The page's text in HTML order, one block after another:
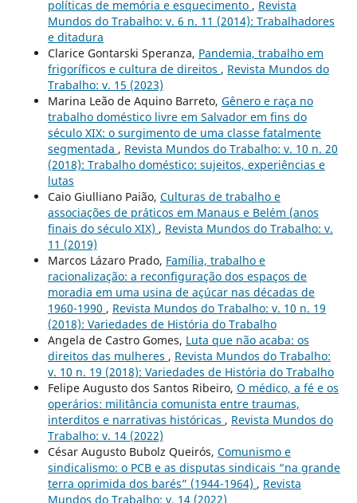
políticas de memória e esquecimento , Revista
Mundos do Trabalho: v. 6 n. 11 (2014): Trabalhadores
e ditadura
Clarice Gontarski Speranza, Pandemia, trabalho em
frigoríficos e cultura de direitos , Revista Mundos do
Trabalho: v. 15 (2023)
Marina Leão de Aquino Barreto, Gênero e raça no
trabalho doméstico livre em Salvador em fins do
século XIX: o surgimento de uma classe fatalmente
segmentada , Revista Mundos do Trabalho: v. 10 n. 20
(2018): Trabalho doméstico: sujeitos, experiências e
lutas
Caio Giulliano Paião, Culturas de trabalho e
associações de práticos em Manaus e Belém (anos
finais do século XIX) , Revista Mundos do Trabalho: v.
11 (2019)
Marcos Lázaro Prado, Família, trabalho e
racionalização: a reconfiguração dos espaços de
moradia em uma usina de açúcar nas décadas de
1960-1990 , Revista Mundos do Trabalho: v. 10 n. 19
(2018): Variedades de História do Trabalho
Angela de Castro Gomes, Luta que não acaba: os
direitos das mulheres , Revista Mundos do Trabalho:
v. 10 n. 19 (2018): Variedades de História do Trabalho
Felipe Augusto dos Santos Ribeiro, O médico, a fé e os
operários: militância comunista entre traumas,
interditos e narrativas históricas , Revista Mundos do
Trabalho: v. 14 (2022)
César Augusto Bubolz Queirós, Comunismo e
sindicalismo: o PCB e as disputas sindicais “na grande
terra oprimida dos barés” (1944-1964) , Revista
Mundos do Trabalho: v. 14 (2022)